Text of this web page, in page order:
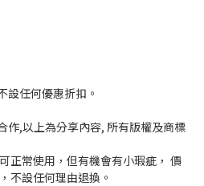
任何優惠折扣。
,以上為分享內容, 所有版權及商標
常使用，但有機會有小瑕疵， 價
不設任何理由退換。